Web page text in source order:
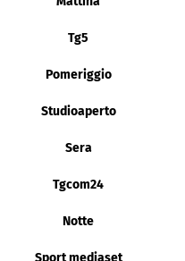
Tg5
Pomeriggio
Studioaperto
Sera
Tgcom24
Notte
Sport mediaset